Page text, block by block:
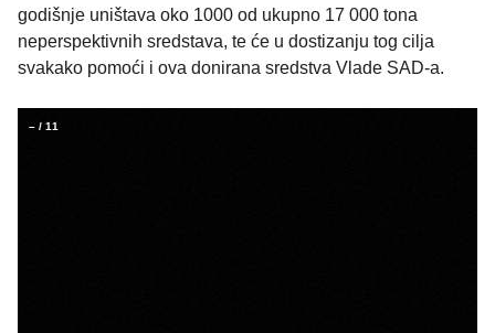
godišnje uništava oko 1000 od ukupno 17 000 tona
neperspektivnih sredstava, te će u dostizanju tog cilja
svakako pomoći i ova donirana sredstva Vlade SAD-a.
– / 11